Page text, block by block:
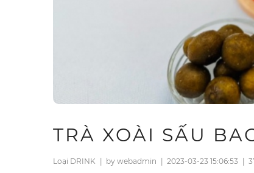
TRÀ XOÀI SẤU
Loại DRINK by webadmin 2023-03-23 15:06:53